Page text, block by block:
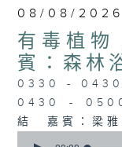
08/08/2026
有毒植
賓：森林
0330 - 0430:
0430 -
結 嘉賓：梁雅